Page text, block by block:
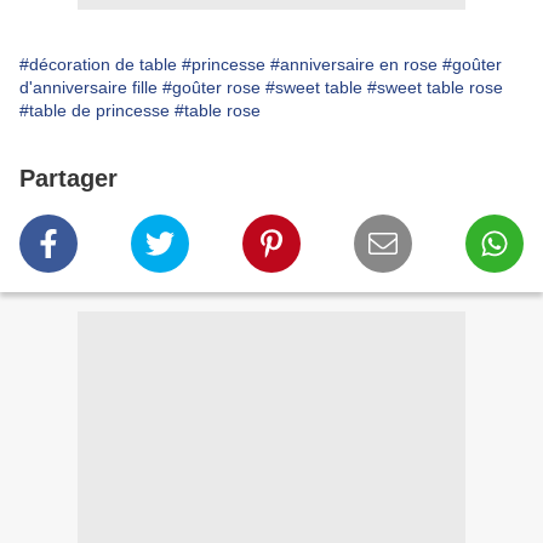
#décoration de table #princesse #anniversaire en rose #goûter
d'anniversaire fille #goûter rose #sweet table #sweet table rose
#table de princesse #table rose
Partager